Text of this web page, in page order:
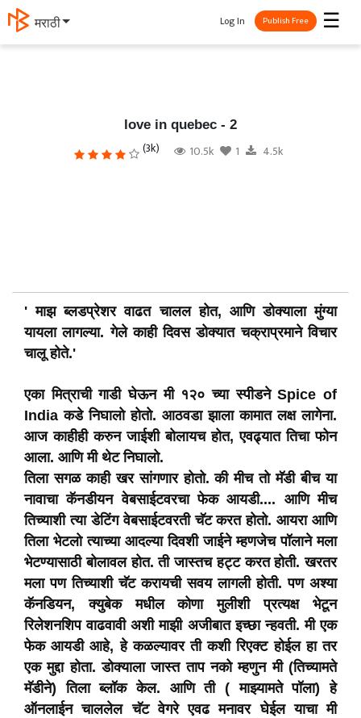
मराठी ☰
Log In Publish Free
love in quebec - 2
(3k) 10.5k 1 4.5k
' माझ ब्लडप्रेशर वाढत चालल होत, आणि डोक्याला मुंग्या
यायला लागल्या. गेले काही दिवस डोक्यात चक्राप्रमाने विचार
चालू होते.'
एका मित्राची गाडी घेऊन मी १२० च्या स्पीडने Spice of
India कडे निघालो होतो. आठवडा झाला कामात लक्ष लागेना.
आज काहीही करुन जाईशी बोलायच होत, एवढ्यात तिचा फोन
आला. आणि मी थेट निघालो.
तिला सगळ काही खर सांगणार होतो. की मीच तो मॅडी बीच या
नावाचा कॅनडीयन वेबसाईटवरचा फेक आयडी.... आणि मीच
तिच्याशी त्या डेटिंग वेबसाईटवरती चॅट करत होतो. आयरा आणि
तिला भेटलो त्याच्या आदल्या दिवशी जाईने म्हणजेच पॉलाने मला
भेटण्यासाठी बोलावल होत. ती जास्तच हट्ट करत होती. खरतर
मला पण तिच्याशी चॅट करायची सवय लागली होती. पण अश्या
कॅनडियन, क्युबेक मधील कोणा मुलीशी प्रत्यक्ष भेटून
रिलेशनशिप वाढवावी अशी माझी अजीबात इच्छा न्हवती. मी एक
फेक आयडी आहे, हे कळल्यावर ती कशी रिएक्ट होईल हा तर
एक मुद्दा होता. डोक्याला जास्त ताप नको म्हणुन मी (तिच्यामते
मॅडीने) तिला ब्लॉक केल. आणि ती ( माझ्यामते पॉला) हे
ऑनलाईन चाललेल चॅट वेगरे एवढ मनावर घेईल याचा मी